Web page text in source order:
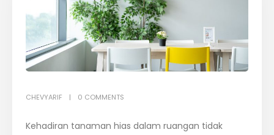
CHEVYARIF 0 COMMENTS
Kehadiran tanaman hias dalam ruangan tidak